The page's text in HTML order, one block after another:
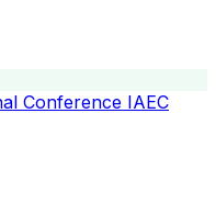
Conference IAEC